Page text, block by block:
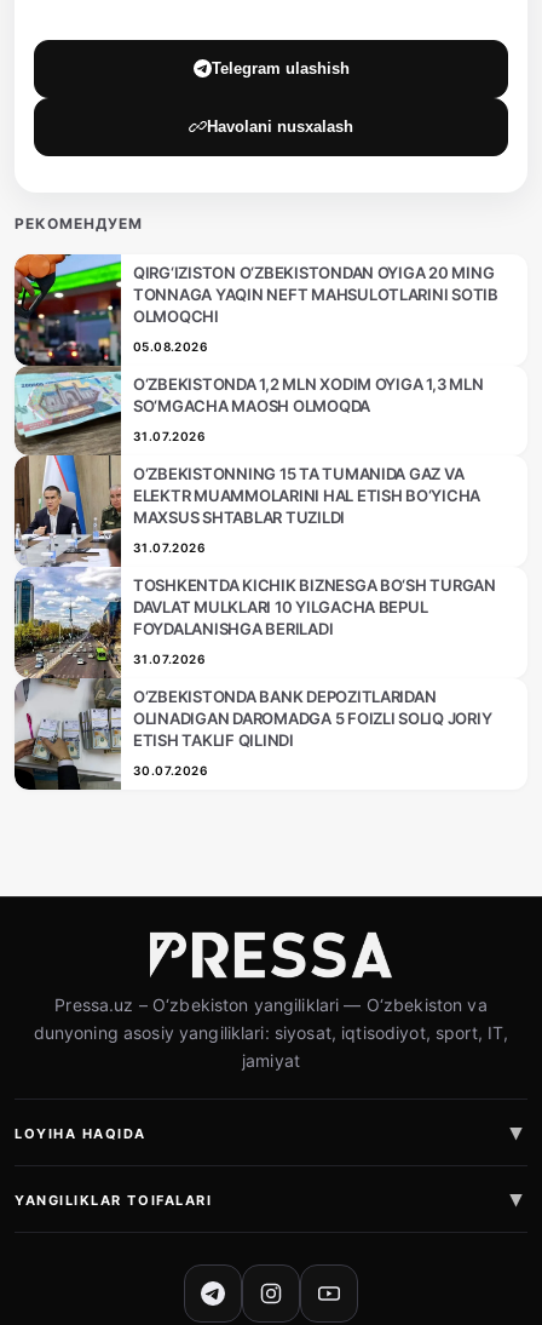
Telegram ulashish
Havolani nusxalash
РЕКОМЕНДУЕМ
QIRG‘IZISTON O‘ZBEKISTONDAN OYIGA 20 MING
TONNAGA YAQIN NEFT MAHSULOTLARINI SOTIB
OLMOQCHI
05.08.2026
O‘ZBEKISTONDA 1,2 MLN XODIM OYIGA 1,3 MLN
SO‘MGACHA MAOSH OLMOQDA
31.07.2026
O‘ZBEKISTONNING 15 TA TUMANIDA GAZ VA
ELEKTR MUAMMOLARINI HAL ETISH BO‘YICHA
MAXSUS SHTABLAR TUZILDI
31.07.2026
TOSHKENTDA KICHIK BIZNESGA BO‘SH TURGAN
DAVLAT MULKLARI 10 YILGACHA BEPUL
FOYDALANISHGA BERILADI
31.07.2026
O‘ZBEKISTONDA BANK DEPOZITLARIDAN
OLINADIGAN DAROMADGA 5 FOIZLI SOLIQ JORIY
ETISH TAKLIF QILINDI
30.07.2026
Pressa.uz – O‘zbekiston yangiliklari — O‘zbekiston va
dunyoning asosiy yangiliklari: siyosat, iqtisodiyot, sport, IT,
jamiyat
LOYIHA HAQIDA
YANGILIKLAR TOIFALARI
IJTIMOIY TARMOQLAR